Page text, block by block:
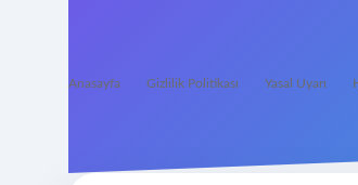
Anasayfa Gizlilik Politikası Yasal Uyarı